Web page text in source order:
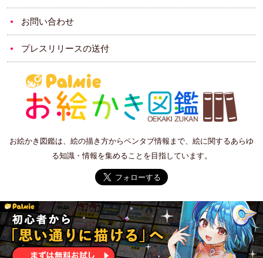
お問い合わせ
プレスリリースの送付
お絵かき図鑑は、絵の描き方からペンタブ情報まで、絵に関するあらゆ
る知識・情報を集めることを目指しています。